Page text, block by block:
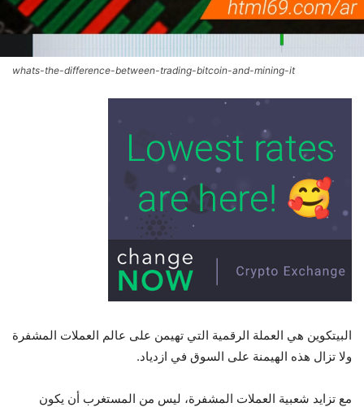
whats-the-difference-between-trading-bitcoin-and-mining-it
البيتكوين هي العملة الرقمية التي تهيمن على عالم العملات المشفرة
ولا تزال هذه الهيمنة على السوق في ازدياد.
مع تزايد شعبية العملات المشفرة، ليس من المستغرب أن يكون